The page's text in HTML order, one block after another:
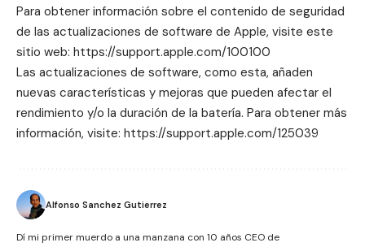
Para obtener información sobre el contenido de seguridad
de las actualizaciones de software de Apple, visite este
sitio web: https://support.apple.com/100100
Las actualizaciones de software, como esta, añaden
nuevas características y mejoras que pueden afectar el
rendimiento y/o la duración de la batería. Para obtener más
información, visite: https://support.apple.com/125039
Alfonso Sanchez Gutierrez
Dí mi primer muerdo a una manzana con 10 años CEO de